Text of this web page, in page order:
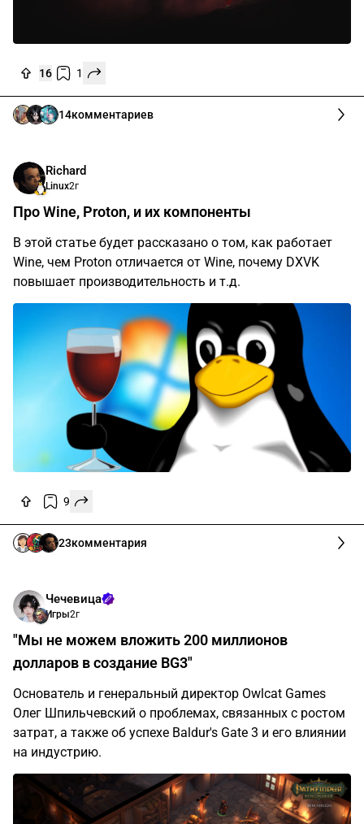
16 1
14комментариев
Richard
Linux2г
Про Wine, Proton, и их компоненты
В этой статье будет рассказано о том, как работает
Wine, чем Proton отличается от Wine, почему DXVK
повышает производительность и т.д.
9
23комментария
Чечевица
Игры2г
"Мы не можем вложить 200 миллионов
долларов в создание BG3"
Основатель и генеральный директор Owlcat Games
Олег Шпильчевский о проблемах, связанных с ростом
затрат, а также об успехе Baldur's Gate 3 и его влиянии
на индустрию.